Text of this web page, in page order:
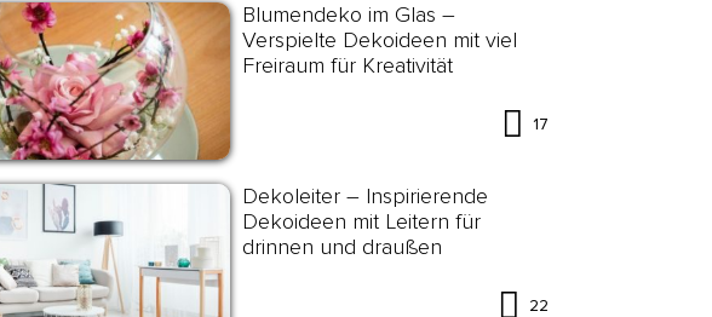
Blumendeko im Glas –
Verspielte Dekoideen mit viel
Freiraum für Kreativität
17
Dekoleiter – Inspirierende
Dekoideen mit Leitern für
drinnen und draußen
22